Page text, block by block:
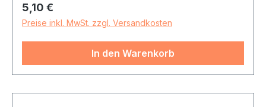
Regulärer Preis:
5,10 €
Preise inkl. MwSt. zzgl. Versandkosten
In den Warenkorb